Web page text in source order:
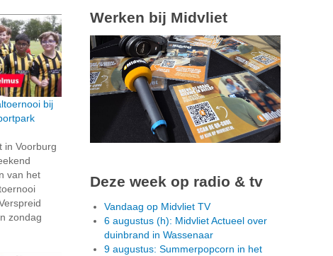
bij
in Voorburg
van het
zondag
Werken bij Midvliet
Deze week op radio & tv
Vandaag op Midvliet TV
6 augustus (h): Midvliet Actueel over
duinbrand in Wassenaar
9 augustus: Summerpopcorn in het